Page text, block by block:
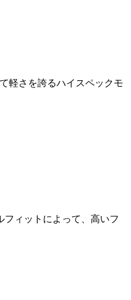
軽さを誇るハイスペックモ
ィットによって、高いフ